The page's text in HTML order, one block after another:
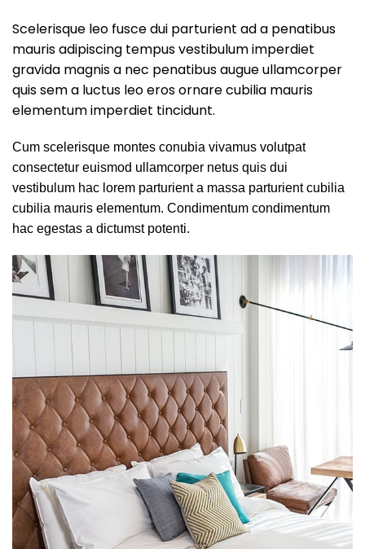
Scelerisque leo fusce dui parturient ad a penatibus
mauris adipiscing tempus vestibulum imperdiet
gravida magnis a nec penatibus augue ullamcorper
quis sem a luctus leo eros ornare cubilia mauris
elementum imperdiet tincidunt.
Cum scelerisque montes conubia vivamus volutpat
consectetur euismod ullamcorper netus quis dui
vestibulum hac lorem parturient a massa parturient cubilia
cubilia mauris elementum. Condimentum condimentum
hac egestas a dictumst potenti.